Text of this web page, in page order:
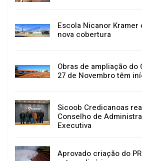
Escola Nicanor Kramer
nova cobertura
Obras de ampliação do
27 de Novembro têm
Sicoob Credicanoas
Conselho de
Executiva
Aprovado criação do